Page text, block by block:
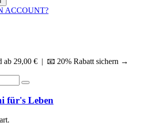
ACCOUNT?
ab 29,00 € | 📧 20% Rabatt sichern →